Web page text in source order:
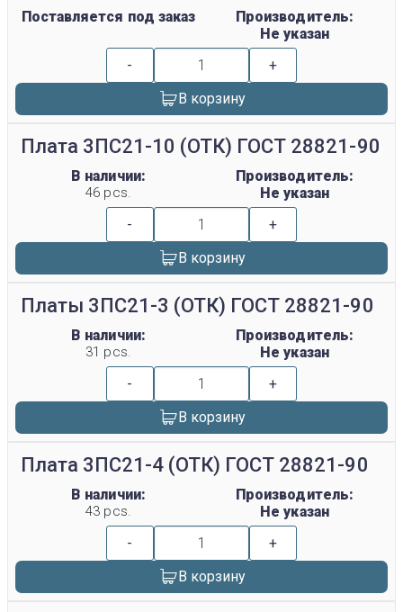
Поставляется под заказ
Производитель:
Не указан
-
+
В корзину
Плата 3ПС21-10 (ОТК) ГОСТ 28821-90
В наличии:
46 pcs.
Производитель:
Не указан
-
+
В корзину
Платы 3ПС21-3 (ОТК) ГОСТ 28821-90
В наличии:
31 pcs.
Производитель:
Не указан
-
+
В корзину
Плата 3ПС21-4 (ОТК) ГОСТ 28821-90
В наличии:
43 pcs.
Производитель:
Не указан
-
+
В корзину